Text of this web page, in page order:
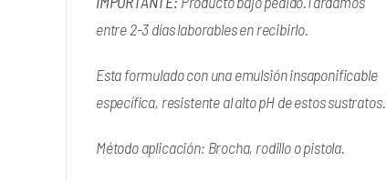
entre 2-3 días laborables en recibirlo.
Esta formulado con una emulsión insaponificable
específica, resistente al alto pH de estos sustratos.
Método aplicación: Brocha, rodillo o pistola.